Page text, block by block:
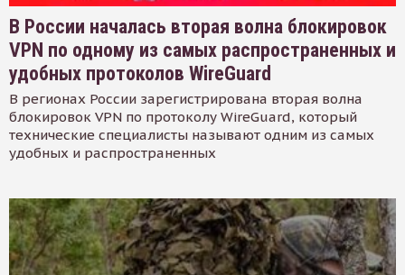
В России началась вторая волна блокировок
VPN по одному из самых распространенных и
удобных протоколов WireGuard
В регионах России зарегистрирована вторая волна
блокировок VPN по протоколу WireGuard, который
технические специалисты называют одним из самых
удобных и распространенных